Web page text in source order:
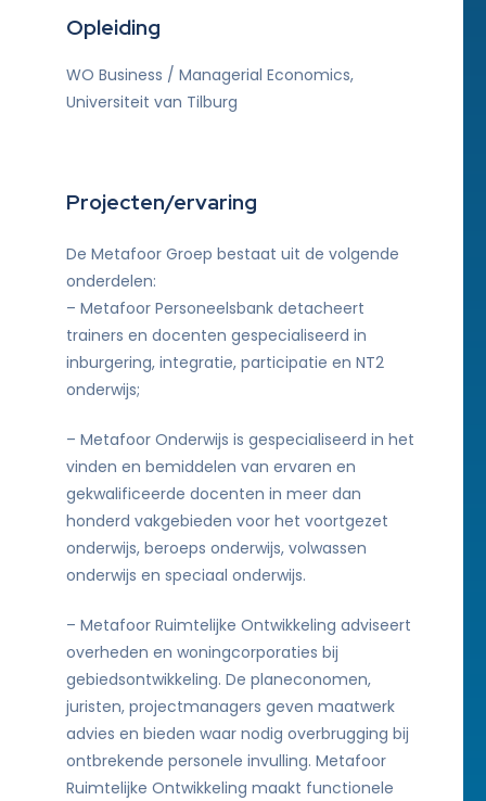
Opleiding
WO Business / Managerial Economics,
Universiteit van Tilburg
Projecten/ervaring
De Metafoor Groep bestaat uit de volgende
onderdelen:
– Metafoor Personeelsbank detacheert
trainers en docenten gespecialiseerd in
inburgering, integratie, participatie en NT2
onderwijs;
– Metafoor Onderwijs is gespecialiseerd in het
vinden en bemiddelen van ervaren en
gekwalificeerde docenten in meer dan
honderd vakgebieden voor het voortgezet
onderwijs, beroeps onderwijs, volwassen
onderwijs en speciaal onderwijs.
– Metafoor Ruimtelijke Ontwikkeling adviseert
overheden en woningcorporaties bij
gebiedsontwikkeling. De planeconomen,
juristen, projectmanagers geven maatwerk
advies en bieden waar nodig overbrugging bij
ontbrekende personele invulling. Metafoor
Ruimtelijke Ontwikkeling maakt functionele